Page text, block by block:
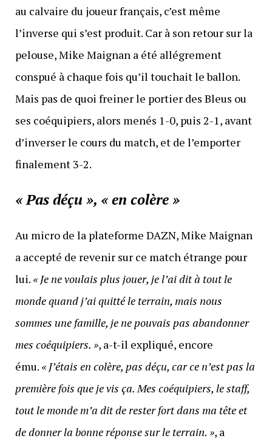
au calvaire du joueur français, c’est même
l’inverse qui s’est produit. Car à son retour sur la
pelouse, Mike Maignan a été allégrement
conspué à chaque fois qu’il touchait le ballon.
Mais pas de quoi freiner le portier des Bleus ou
ses coéquipiers, alors menés 1-0, puis 2-1, avant
d’inverser le cours du match, et de l’emporter
finalement 3-2.
« Pas déçu », « en colère »
Au micro de la plateforme DAZN, Mike Maignan
a accepté de revenir sur ce match étrange pour
lui. « Je ne voulais plus jouer, je l’ai dit à tout le
monde quand j’ai quitté le terrain, mais nous
sommes une famille, je ne pouvais pas abandonner
mes coéquipiers. », a-t-il expliqué, encore
ému. « J’étais en colère, pas déçu, car ce n’est pas la
première fois que je vis ça. Mes coéquipiers, le staff,
tout le monde m’a dit de rester fort dans ma tête et
de donner la bonne réponse sur le terrain. », a